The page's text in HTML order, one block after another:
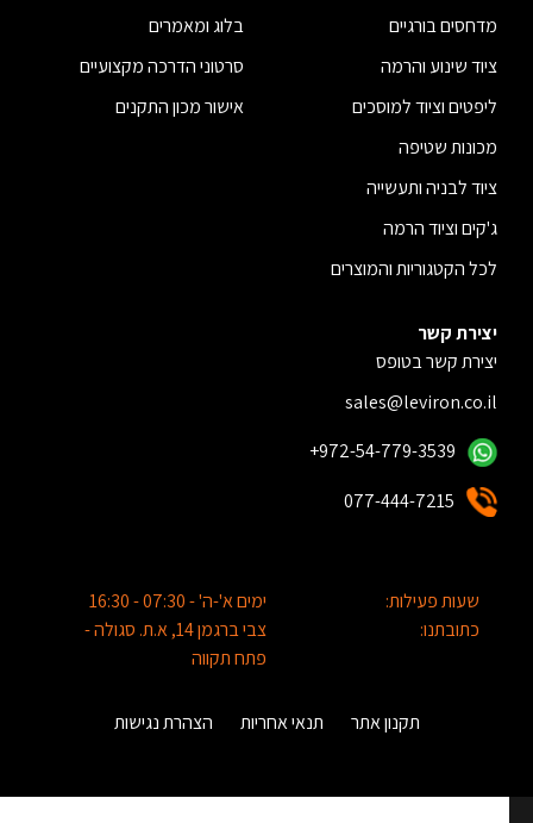
מדחסים בורגיים
ציוד שינוע והרמה
ליפטים וציוד למוסכים
מכונות שטיפה
ציוד לבניה ותעשייה
ג'קים וציוד הרמה
לכל הקטגוריות והמוצרים
בלוג ומאמרים
סרטוני הדרכה מקצועיים
אישור מכון התקנים
יצירת קשר
יצירת קשר בטופס
sales@leviron.co.il
+972-54-779-3539
077-444-7215
שעות פעילות:
ימים א'-ה' - 07:30 - 16:30
כתובתנו:
צבי ברגמן 14, א.ת. סגולה -
פתח תקווה
תקנון אתר תנאי אחריות הצהרת נגישות